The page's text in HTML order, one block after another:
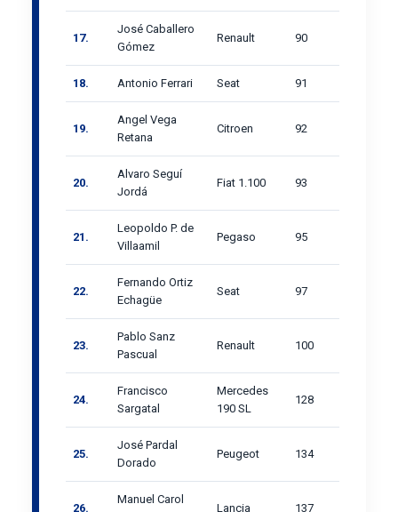
17.
José Caballero
Gómez
Renault 90
18. Antonio Ferrari Seat 91
19.
Angel Vega
Retana
Citroen 92
20.
Alvaro Seguí
Jordá
Fiat 1.100 93
21.
Leopoldo P. de
Villaamil
Pegaso 95
22.
Fernando Ortiz
Echagüe
Seat 97
23.
Pablo Sanz
Pascual
Renault 100
24.
Francisco
Sargatal
Mercedes
190 SL
128
25.
José Pardal
Dorado
Peugeot 134
26.
Manuel Carol
Lancia 137